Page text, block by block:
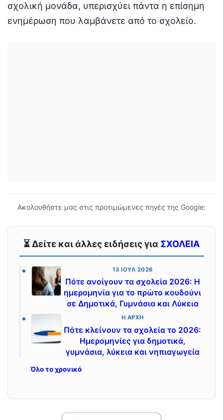
σχολική μονάδα, υπερισχύει πάντα η επίσημη
ενημέρωση που λαμβάνετε από το σχολείο.
Ακολουθήστε μας στις προτιμώμενες πηγές της Google:
⏳ Δείτε και άλλες ειδήσεις για ΣΧΟΛΕΙΑ
13 ΙΟΎΛ 2026
Πότε ανοίγουν τα σχολεία 2026: Η
ημερομηνία για το πρώτο κουδούνι
σε Δημοτικά, Γυμνάσια και Λύκεια
Η ΑΡΧΉ
Πότε κλείνουν τα σχολεία το 2026:
Ημερομηνίες για δημοτικά,
γυμνάσια, λύκεια και νηπιαγωγεία
Όλο το χρονικό